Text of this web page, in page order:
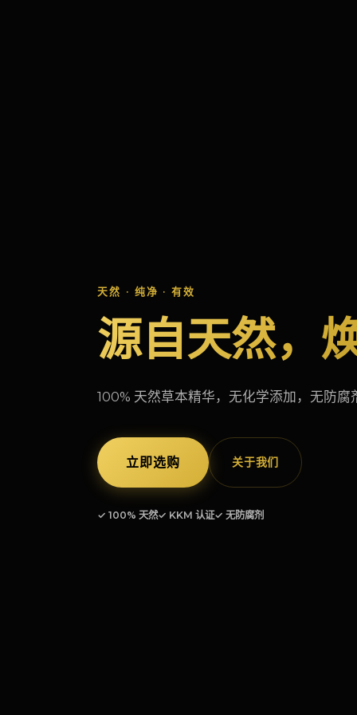
天然 · 纯净 · 有效
源自天然，
100% 天然草本精华，无化学添加，无防腐
立即选购 关于我们
✓ 100% 天然✓ KKM 认证✓ 无防腐剂